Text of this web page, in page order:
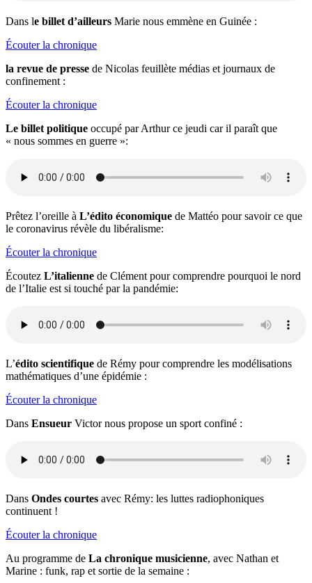
Dans le billet d’ailleurs Marie nous emmène en Guinée :
Écouter la chronique
la revue de presse de Nicolas feuillète médias et journaux de
confinement :
Écouter la chronique
Le billet politique occupé par Arthur ce jeudi car il paraît que
« nous sommes en guerre »:
Prêtez l’oreille à L’édito économique de Mattéo pour savoir ce que
le coronavirus révèle du libéralisme:
Écouter la chronique
Écoutez L’italienne de Clément pour comprendre pourquoi le nord
de l’Italie est si touché par la pandémie:
L’édito scientifique de Rémy pour comprendre les modélisations
mathématiques d’une épidémie :
Écouter la chronique
Dans Ensueur Victor nous propose un sport confiné :
Dans Ondes courtes avec Rémy: les luttes radiophoniques
continuent !
Écouter la chronique
Au programme de La chronique musicienne, avec Nathan et
Marine : funk, rap et sortie de la semaine :